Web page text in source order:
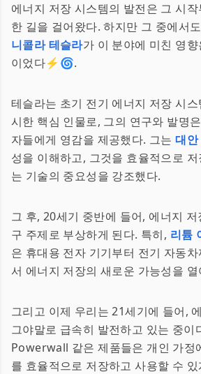
에너지 저장 시스템의 발전은 그 시
한 길을 걸어왔다. 하지만 그 중에서
니콜라 테슬라가 이 분야에 미친 영
이었다⚡️🌀.
테슬라는 초기 전기 에너지 저장 시
시한 핵심 인물로, 그의 연구와 발명
자들에게 영감을 제공했다. 그는대안
성을 이해하고, 그것을 효율적으로
는 기술의 중요성을 강조했다.
그 후, 20세기 중반에 들어, 에너지
구 주제로 부상하게 된다. 특히, 리튬
은 휴대용 전자 기기부터 전기 자동
서 에너지 저장의 새로운 가능성을
그리고 이제 우리는 21세기에 들어,
그야말로 급속히 발전하고 있는 중이
Powerwall 같은 제품들은 개인 가정
를 효율적으로 저장하고 사용할 수